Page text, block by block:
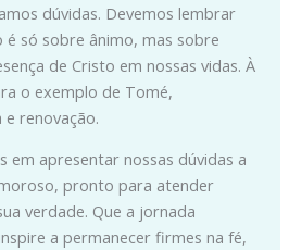
dúvidas. Devemos lembrar
é só sobre ânimo, mas sobre
de Cristo em nossas vidas. À
o exemplo de Tomé,
renovação.
em apresentar nossas dúvidas a
pronto para atender
verdade. Que a jornada
a permanecer firmes na fé,